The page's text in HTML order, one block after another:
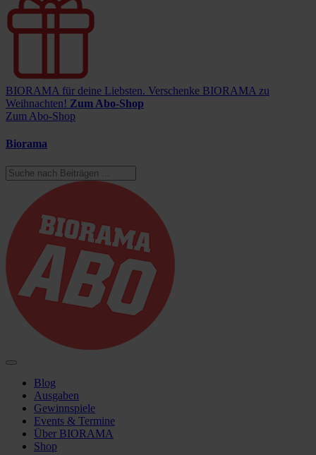
BIORAMA für deine Liebsten. Verschenke BIORAMA zu
Weihnachten! Zum Abo-Shop
Zum Abo-Shop
Biorama
Blog
Ausgaben
Gewinnspiele
Events & Termine
Über BIORAMA
Shop